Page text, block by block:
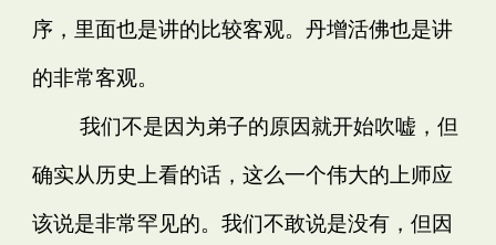
序，里面也是讲的比较客观。丹增活佛也是讲
的非常客观。
我们不是因为弟子的原因就开始吹嘘，但
确实从历史上看的话，这么一个伟大的上师应
该说是非常罕见的。我们不敢说是没有，但因